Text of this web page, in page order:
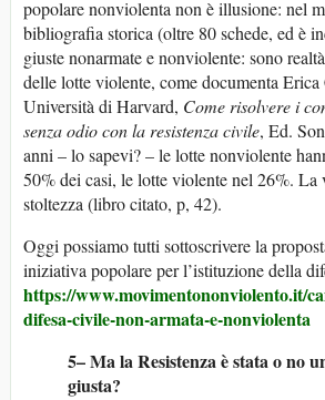
popolare nonviolenta non è illusione: nel
bibliografia storica (oltre 80 schede, ed è
giuste nonarmate e nonviolente: sono
delle lotte violente, come documenta
Università di Harvard, Come risolvere i
senza odio con la resistenza civile, Ed.
anni – lo sapevi? – le lotte nonviolente
50% dei casi, le lotte violente nel 26%. La
stoltezza (libro citato, p, 42).
Oggi possiamo tutti sottoscrivere la
iniziativa popolare per l’istituzione della
https://www.movimentononviolento.it/
difesa-civile-non-armata-e-nonviolenta
5– Ma la Resistenza è stata o no
giusta?